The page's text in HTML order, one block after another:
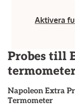
Aktivera
Probes till
Napoleon Extra
Termometer